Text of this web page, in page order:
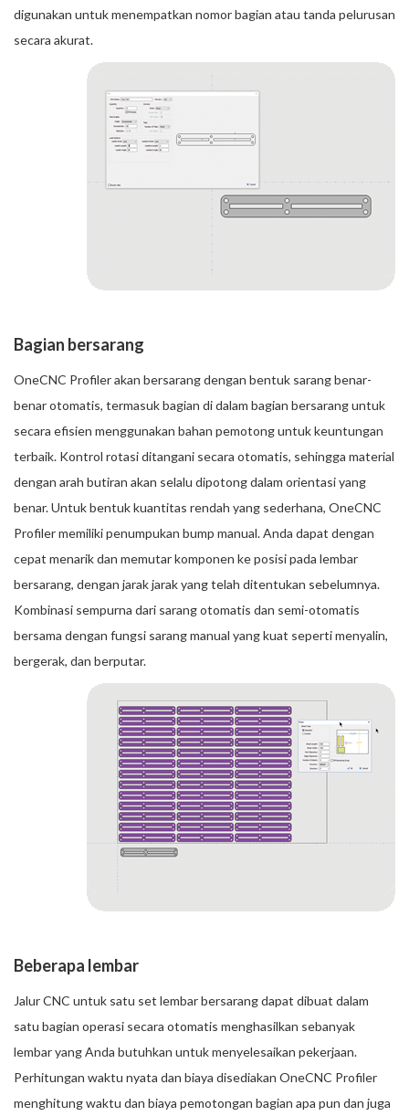
digunakan untuk menempatkan nomor bagian atau tanda pelurusan
secara akurat.
Bagian bersarang
OneCNC Profiler akan bersarang dengan bentuk sarang benar-
benar otomatis, termasuk bagian di dalam bagian bersarang untuk
secara efisien menggunakan bahan pemotong untuk keuntungan
terbaik. Kontrol rotasi ditangani secara otomatis, sehingga material
dengan arah butiran akan selalu dipotong dalam orientasi yang
benar. Untuk bentuk kuantitas rendah yang sederhana, OneCNC
Profiler memiliki penumpukan bump manual. Anda dapat dengan
cepat menarik dan memutar komponen ke posisi pada lembar
bersarang, dengan jarak jarak yang telah ditentukan sebelumnya.
Kombinasi sempurna dari sarang otomatis dan semi-otomatis
bersama dengan fungsi sarang manual yang kuat seperti menyalin,
bergerak, dan berputar.
Beberapa lembar
Jalur CNC untuk satu set lembar bersarang dapat dibuat dalam
satu bagian operasi secara otomatis menghasilkan sebanyak
lembar yang Anda butuhkan untuk menyelesaikan pekerjaan.
Perhitungan waktu nyata dan biaya disediakan OneCNC Profiler
menghitung waktu dan biaya pemotongan bagian apa pun dan juga